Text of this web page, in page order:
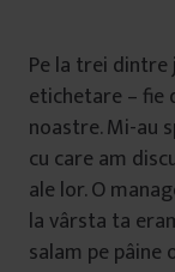
Pe la trei
etichetare – fie
noastre. Mi-au
cu care am
ale lor. O
la vârsta ta
salam pe pâine